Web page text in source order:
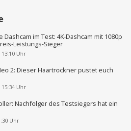
Dashcam im Test: 4K-Dashcam mit 1080p
Leistungs-Sieger
13:10 Uhr
2: Dieser Haartrockner pustet euch
15:34 Uhr
Nachfolger des Testsiegers hat ein
Uhr